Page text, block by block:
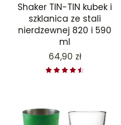
Shaker TIN-TIN kubek i
szklanica ze stali
nierdzewnej 820 i 590
ml
Cena
64,90 zł